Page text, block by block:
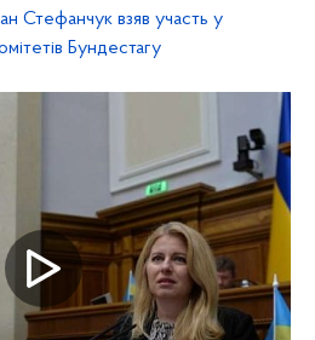
Стефанчук взяв участь у
Бундестагу